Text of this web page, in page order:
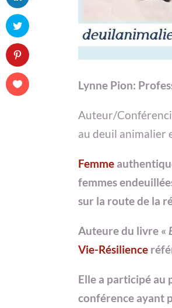
Lynne Pion:
Auteur/
au deuil animalier
Femme
femmes
sur la route de la
Auteure du livre «
Vie-Résilience
Elle a participé au
conférence ayant